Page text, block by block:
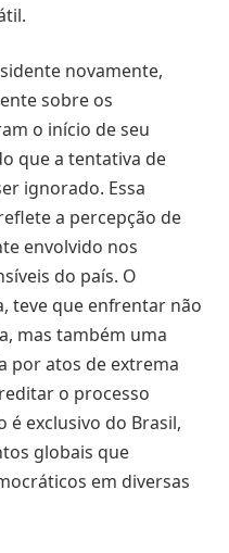
novamente,
sobre os
o início de seu
que a tentativa de
ignorado. Essa
a percepção de
envolvido nos
do país. O
teve que enfrentar não
mas também uma
por atos de extrema
o processo
é exclusivo do Brasil,
globais que
em diversas